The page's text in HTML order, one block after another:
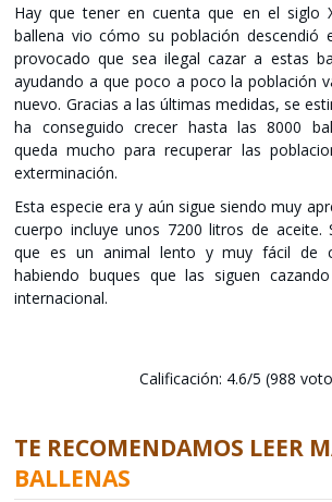
Hay que tener en cuenta que en el siglo
ballena vio cómo su población descendió
provocado que sea ilegal cazar a estas
ayudando a que poco a poco la población
nuevo. Gracias a las últimas medidas, se
ha conseguido crecer hasta las 8000
queda mucho para recuperar las
exterminación.
Esta especie era y aún sigue siendo muy
cuerpo incluye unos 7200 litros de aceite.
que es un animal lento y muy fácil de
habiendo buques que las siguen
internacional.
Calificación: 4.6/5 (988
TE RECOMENDAMOS LEER
BALLENAS